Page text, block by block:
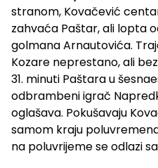
stranom, Kovačević
zahvaća Paštar, ali lopta
golmana Arnautovića.
Kozare neprestano, ali
31. minuti Paštara u
odbrambeni igrač
oglašava. Pokušavaju
samom kraju
na poluvrijeme se odlazi